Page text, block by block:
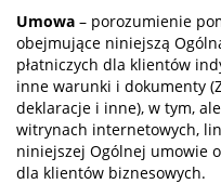
Umowa – porozumienie
obejmujące niniejszą
płatniczych dla klientów
inne warunki i dokumenty
deklaracje i inne), w tym,
witrynach internetowych,
niniejszej Ogólnej umowie
dla klientów biznesowych.